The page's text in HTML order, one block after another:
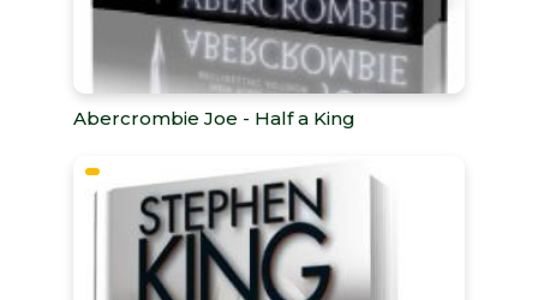
Abercrombie Joe - Half a King